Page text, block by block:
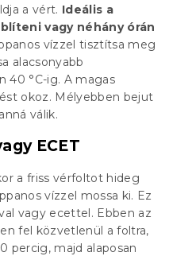
a vért. Ideális a
vagy néhány órán
vízzel tisztítsa meg
alacsonyabb
40 °C-ig. A magas
okoz. Mélyebben bejut
válik.
ECET
a friss vérfoltot hideg
vízzel mossa ki. Ez
vagy ecettel. Ebben az
fel közvetlenül a foltra,
percig, majd alaposan